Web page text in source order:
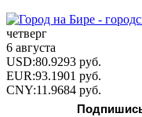
четверг
6 августа
USD:80.9293 руб.
EUR:93.1901 руб.
CNY:11.9684 руб.